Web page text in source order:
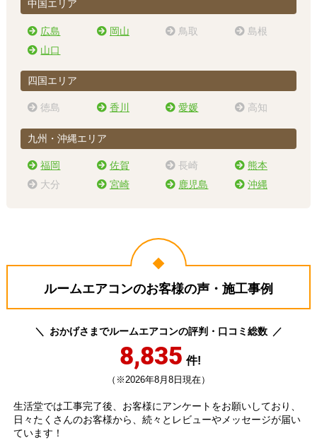
中国エリア
広島 岡山 鳥取
島根
山口
四国エリア
徳島 香川 愛媛 高知
九州・沖縄エリア
福岡 佐賀 長崎
熊本
大分
宮崎 鹿児島 沖縄
ルームエアコンのお客様の声・施工事例
おかげさまでルームエアコンの評判・口コミ総数
8,835 件!
（※2026年8月8日現在）
生活堂では工事完了後、お客様にアンケートをお願いしており、
日々たくさんのお客様から、続々とレビューやメッセージが届い
ています！